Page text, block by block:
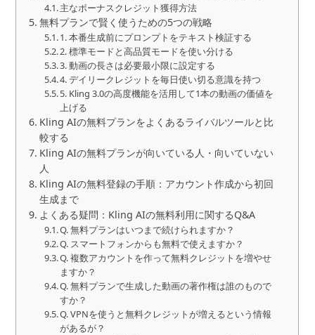
主なボーナスクレジット獲得方法
無料プランで賢く使うための5つの戦略
1. 本番生成前にプロンプトをテキスト検証する
2. 標準モードと高品質モードを使い分ける
3. 動画の長さは必要最小限に設定する
4. デイリークレジットを毎日使い切る意識を持つ
5. Kling 3.0の高度機能を活用して1本の動画の価値を
上げる
Kling AIの無料プランをよくあるライバルツールと比
較する
Kling AIの無料プランが向いている人・向いていない
人
Kling AIの無料登録の手順：アカウント作成から初回
生成まで
よくある疑問：Kling AIの無料利用に関するQ&A
Q. 無料プランはいつまで続けられますか？
Q. スマートフォンからも無料で使えますか？
Q. 複数アカウントを作って無料クレジットを増やせ
ますか？
Q. 無料プランで生成した動画の著作権は誰のもので
すか？
Q. VPNを使うと無料クレジットが増えるという情報
があるが？